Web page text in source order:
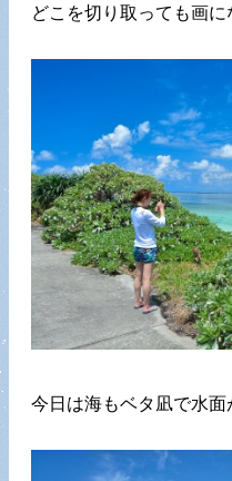
どこを切り取っても画に
今日は海もベタ凪で水面